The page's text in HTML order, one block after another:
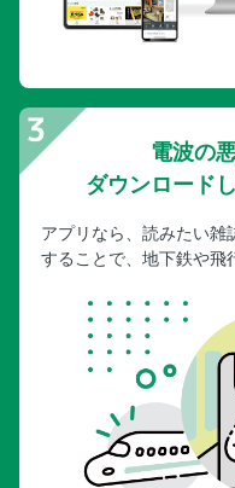
電波の
ダウンロード
アプリなら、読みたい雑
することで、地下鉄や飛